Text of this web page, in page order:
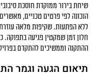
הנכונה לפי פרטים טכניים,
ללא הפתעות. שקיפות מלאה
חלון זמן שמקטין פגיעה בתפוקה.
ההתקנה וממשיכים להתקדם
תיאום הגעה וגמר